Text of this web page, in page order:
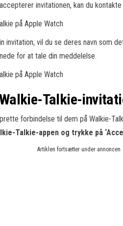
invitationen, kan du
invitation, vil du se deres navn som
for at tale din meddelelse.
Talkie-
forbindelse til dem på Walkie-
Talkie-appen og trykke på
Artiklen fortsætter under annoncen